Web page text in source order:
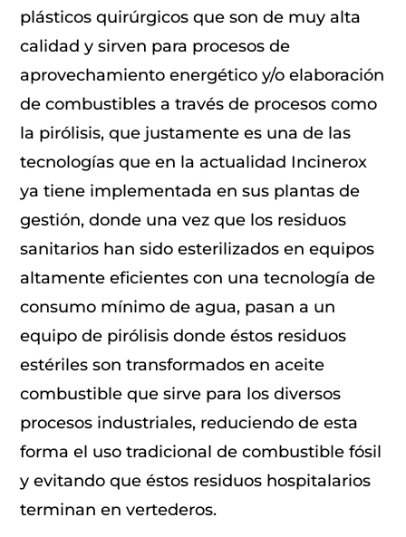
plásticos quirúrgicos que son de muy alta
calidad y sirven para procesos de
aprovechamiento energético y/o elaboración
de combustibles a través de procesos como
la pirólisis, que justamente es una de las
tecnologías que en la actualidad Incinerox
ya tiene implementada en sus plantas de
gestión, donde una vez que los residuos
sanitarios han sido esterilizados en equipos
altamente eficientes con una tecnología de
consumo mínimo de agua, pasan a un
equipo de pirólisis donde éstos residuos
estériles son transformados en aceite
combustible que sirve para los diversos
procesos industriales, reduciendo de esta
forma el uso tradicional de combustible fósil
y evitando que éstos residuos hospitalarios
terminan en vertederos.